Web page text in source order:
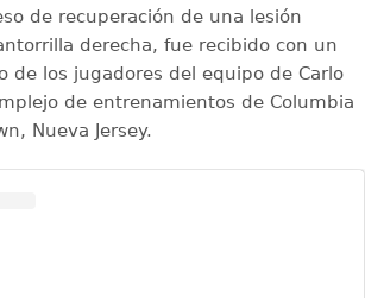
de recuperación de una lesión
derecha, fue recibido con un
de los jugadores del equipo de Carlo
de entrenamientos de Columbia
Nueva Jersey.